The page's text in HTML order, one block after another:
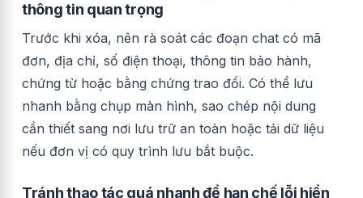
thông tin quan trọng
Trước khi xóa, nên rà soát các đoạn chat có mã
đơn, địa chỉ, số điện thoại, thông tin bảo hành,
chứng từ hoặc bằng chứng trao đổi. Có thể lưu
nhanh bằng chụp màn hình, sao chép nội dung
cần thiết sang nơi lưu trữ an toàn hoặc tải dữ liệu
nếu đơn vị có quy trình lưu bắt buộc.
Tránh thao tác quá nhanh để hạn chế lỗi hiển